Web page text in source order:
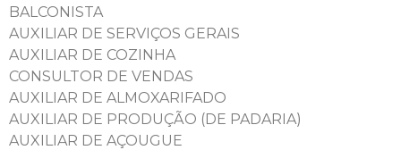
BALCONISTA
AUXILIAR DE SERVIÇOS GERAIS
AUXILIAR DE COZINHA
CONSULTOR DE VENDAS
AUXILIAR DE ALMOXARIFADO
AUXILIAR DE PRODUÇÃO (DE PADARIA)
AUXILIAR DE AÇOUGUE